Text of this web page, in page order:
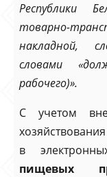
Республики
товарно-
накладной,
словами
рабочего)».
С учетом
в
пищевых